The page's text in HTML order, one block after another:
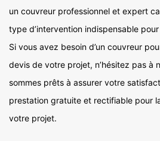
un couvreur professionnel et expert
type d’intervention indispensable pour
Si vous avez besoin d’un couvreur
devis de votre projet, n’hésitez pas à
sommes prêts à assurer votre
prestation gratuite et rectifiable pour
votre projet.